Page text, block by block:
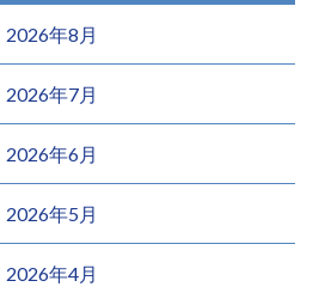
2026年8月
2026年7月
2026年6月
2026年5月
2026年4月